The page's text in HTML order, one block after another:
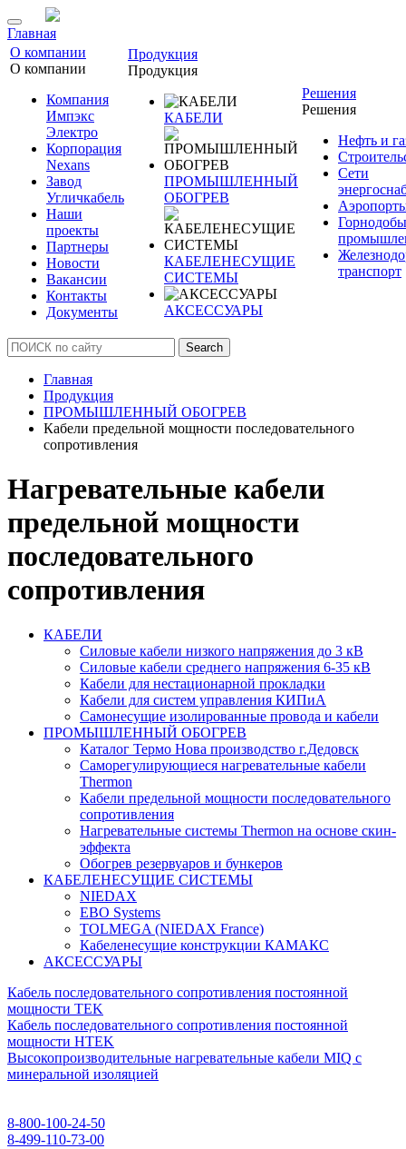
Главная
О компании
О компании
Компания
Импэкс
Электро
Корпорация
Nexans
Завод
Угличкабель
Наши
проекты
Партнеры
Новости
Вакансии
Контакты
Документы
Продукция
Продукция
КАБЕЛИ
ПРОМЫШЛЕННЫЙ
ОБОГРЕВ
КАБЕЛЕНЕСУЩИЕ
СИСТЕМЫ
АКСЕССУАРЫ
Решения
Решения
Нефть и
Сети
транспорт
Search
Главная
Продукция
ПРОМЫШЛЕННЫЙ ОБОГРЕВ
Кабели предельной мощности последовательного
сопротивления
Нагревательные кабели
предельной мощности
последовательного
сопротивления
КАБЕЛИ
Силовые кабели низкого напряжения до 3 кВ
Силовые кабели среднего напряжения 6-35 кВ
Кабели для нестационарной прокладки
Кабели для систем управления КИПиА
Самонесущие изолированные провода и кабели
ПРОМЫШЛЕННЫЙ ОБОГРЕВ
Каталог Термо Нова производство г.Дедовск
Саморегулирующиеся нагревательные кабели
Thermon
Кабели предельной мощности последовательного
сопротивления
Нагревательные системы Thermon на основе скин-
эффекта
Обогрев резервуаров и бункеров
КАБЕЛЕНЕСУЩИЕ СИСТЕМЫ
NIEDAX
EBO Systems
TOLMEGA (NIEDAX France)
Кабеленесущие конструкции КАМАКС
АКСЕССУАРЫ
Кабель последовательного сопротивления постоянной
мощности TEK
Кабель последовательного сопротивления постоянной
мощности HTEK
Высокопроизводительные нагревательные кабели MIQ с
минеральной изоляцией
8-800-100-24-50
8-499-110-73-00